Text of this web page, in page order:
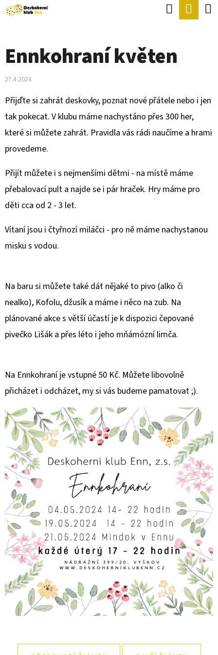
Přejít
Hledat
Ennkohraní květen
27.4.2024
Přijďte si zahrát deskovky, poznat nové přátele nebo i jen
tak pokecat. V klubu máme nachystáno přes 300 her,
které si můžete zahrát. Pravidla vás rádi naučíme a hrami
provedeme.
Přijít můžete i s nejmenšími dětmi - na místě máme
přebalovací pult a najde se i pár hraček. Hry máme pro
děti cca od 2 - 3 let.
Vítaní jsou i čtyřnozí miláčci - pro ně máme nachystanou
misku s vodou.
Na baru si můžete také dát nějaké to pivo (alko či
nealko), Kofolu, džusík a máme i něco na zub. Na
plánované akce s větší účastí je k dispozici čepované
pivečko Lišák a přes léto i jeho mňámózní limča.
Na Ennkohraní je vstupné 50 Kč. Můžete libovolně
přicházet i odcházet, my si vás budeme pamatovat ;).
K
KC
O
P
O
T
Ř
E
B
U
J
E
T
E
A
J
Í
T
HLEDAT